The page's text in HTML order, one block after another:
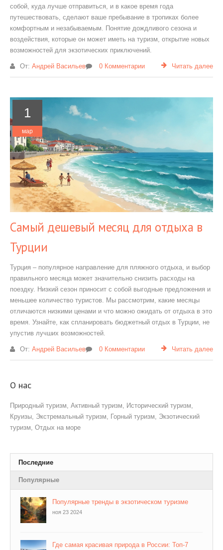
собой, куда лучше отправиться, и в какое время года
путешествовать, сделают ваше пребывание в тропиках более
комфортным и незабываемым. Понятие дождливого сезона и
воздействия, которые он может иметь на туризм, открытие новых
возможностей для экзотических приключений.
От: Андрей Васильев 0 Комментарии Читать далее
1
мар
Самый дешевый месяц для отдыха в
Турции
Турция – популярное направление для пляжного отдыха, и выбор
правильного месяца может значительно снизить расходы на
поездку. Низкий сезон приносит с собой выгодные предложения и
меньшее количество туристов. Мы рассмотрим, какие месяцы
отличаются низкими ценами и что можно ожидать от отдыха в это
время. Узнайте, как спланировать бюджетный отдых в Турции, не
упустив лучших возможностей.
От: Андрей Васильев 0 Комментарии Читать далее
О нас
Природный туризм, Активный туризм, Исторический туризм,
Круизы, Экстремальный туризм, Горный туризм, Экзотический
туризм, Отдых на море
Последние
Популярные
Популярные тренды в экзотическом туризме
ноя 23 2024
Где самая красивая природа в России: Топ-7